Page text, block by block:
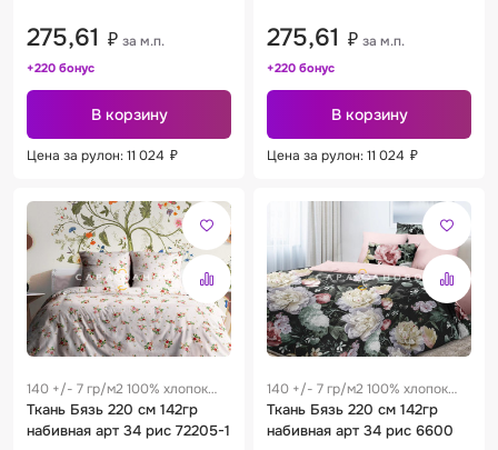
275,61 ₽ за м.п.
+220 бонус
В корзину
Цена за рулон: 11 024 ₽
275,61 ₽ за м.п.
+220 бонус
В корзину
Цена за рулон: 11 024 ₽
140 +/- 7 гр/м2 100% хлопок
0.25 м
Ткань Бязь 220 см 142гр
набивная арт 34 рис 72205-1
140 +/- 7 гр/м2 100% хлопок
0.25 м
Ткань Бязь 220 см 142гр
набивная арт 34 рис 6600